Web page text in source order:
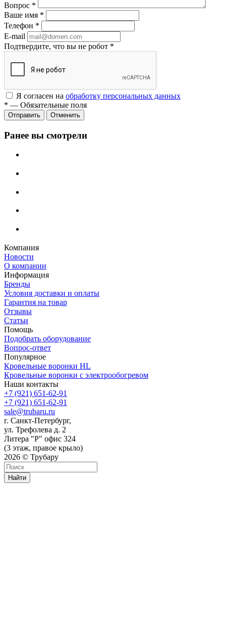
Вопрос *
Ваше имя *
Телефон *
E-mail
Подтвердите, что вы не робот *
Я согласен на обработку персональных данных
* — Обязательные поля
Отменить
Ранее вы смотрели
Компания
Новости
О компании
Информация
Бренды
Условия доставки и оплаты
Гарантия на товар
Отзывы
Статьи
Помощь
Подобрать оборудование
Вопрос-ответ
Популярное
Кровельные воронки HL
Кровельные воронки с электрообогревом
Наши контакты
+7 (921) 651-62-91
+7 (921) 651-62-91
sale@trubaru.ru
г. Санкт-Петербург,
ул. Трефолева д. 2
Литера "Р" офис 324
(3 этаж, правое крыло)
2026 © Трубару
Найти